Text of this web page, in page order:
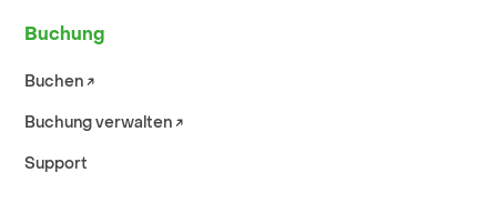
Buchung
Buchen ↗︎
Buchung verwalten ↗︎
Support